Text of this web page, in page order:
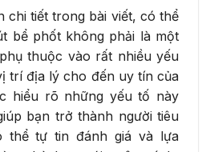
chi tiết trong bài viết, có thể
bể phốt không phải là một
thuộc vào rất nhiều yếu
trí địa lý cho đến uy tín của
hiểu rõ những yếu tố này
bạn trở thành người tiêu
thể tự tin đánh giá và lựa